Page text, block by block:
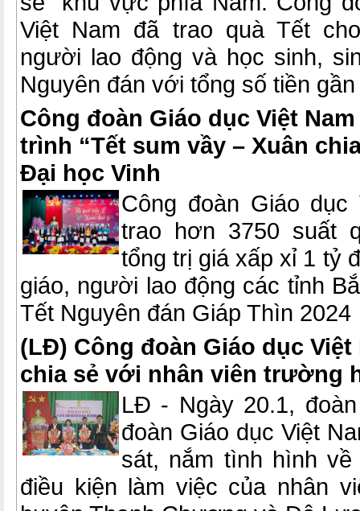
Việt Nam đã trao quà Tết
người lao động và học sinh,
Nguyên đán với tổng số tiền
Công đoàn Giáo dục Việt
trình “Tết sum vầy – Xuân
Đại học Vinh
Công đoàn Giáo
trao hơn 3750 suất
tổng trị giá xấp xỉ 1 tỷ
giáo, người lao động các tỉnh
Tết Nguyên đán Giáp Thìn 2024
(LĐ) Công đoàn Giáo dục Việt
chia sẻ với nhân viên trường
LĐ - Ngày 20.1,
đoàn Giáo dục Việt
sát, nắm tình hình
điều kiện làm việc của nhân